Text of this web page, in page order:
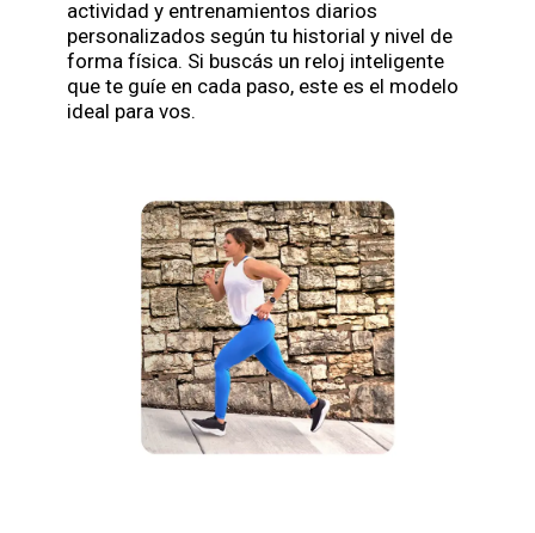
actividad y entrenamientos diarios
personalizados según tu historial y nivel de
forma física. Si buscás un reloj inteligente
que te guíe en cada paso, este es el modelo
ideal para vos.